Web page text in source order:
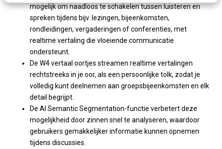
mogelijk om naadloos te schakelen tussen luisteren en
spreken tijdens bijv. lezingen, bijeenkomsten,
rondleidingen, vergaderingen of conferenties, met
realtime vertaling die vloeiende communicatie
ondersteunt.
De W4 vertaal oortjes streamen realtime vertalingen
rechtstreeks in je oor, als een persoonlijke tolk, zodat je
volledig kunt deelnemen aan groepsbijeenkomsten en elk
detail begrijpt.
De AI Semantic Segmentation-functie verbetert deze
mogelijkheid door zinnen snel te analyseren, waardoor
gebruikers gemakkelijker informatie kunnen opnemen
tijdens discussies.